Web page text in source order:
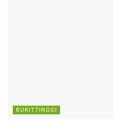
BUKITTINGGI